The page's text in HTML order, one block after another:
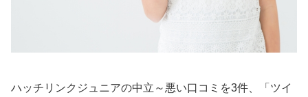
ハッチリンクジュニアの中立～悪い口コミを3件、「ツイ